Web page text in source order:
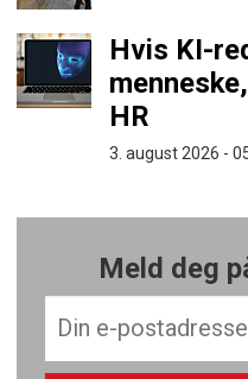
Hvis KI-
HR
3. august 2026 -
Meld deg